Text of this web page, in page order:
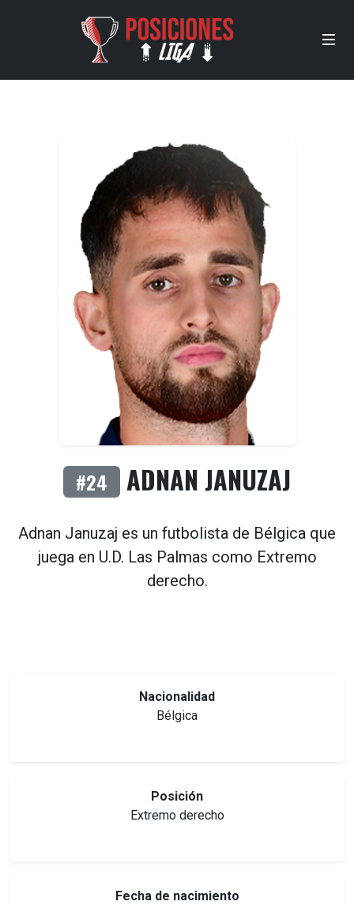
#24 ADNAN JANUZAJ
Adnan Januzaj es un futbolista de Bélgica que
juega en U.D. Las Palmas como Extremo
derecho.
Nacionalidad
Bélgica
Posición
Extremo derecho
Fecha de nacimiento